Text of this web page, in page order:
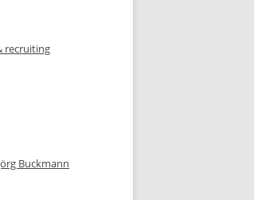
recruiting
Buckmann